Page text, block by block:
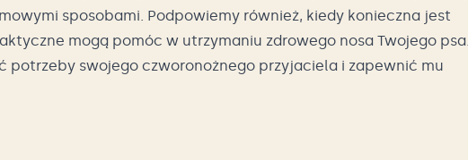
sposobami. Podpowiemy również, kiedy konieczna jest
mogą pomóc w utrzymaniu zdrowego nosa Twojego
potrzeby swojego czworonożnego przyjaciela i zapewnić mu